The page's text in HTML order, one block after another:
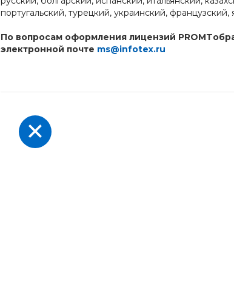
португальский, турецкий, украинский,
По вопросам оформления лицензий
электронной почте ms@infotex.ru